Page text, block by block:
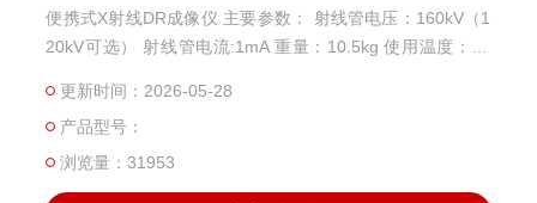
便携式X射线DR成像仪 主要参数： 射线管电压：160kV（1
20kV可选） 射线管电流:1mA 重量：10.5kg 使用温度：±6
率：4.0LP/mm
更新时间：2026-05-28
产品型号：
浏览量：31953